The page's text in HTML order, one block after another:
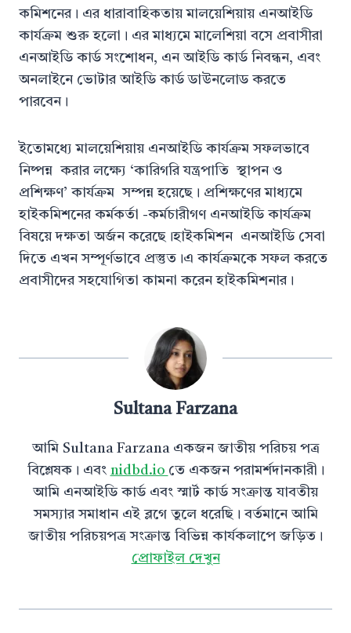
কমিশনের। এর ধারাবাহিকতায় মালয়েশিয়ায় এনআইডি
কার্যক্রম শুরু হলো। এর মাধ্যমে মালেশিয়া বসে প্রবাসীরা
এনআইডি কার্ড সংশোধন, এন আইডি কার্ড নিবন্ধন, এবং
অনলাইনে ভোটার আইডি কার্ড ডাউনলোড করতে
পারবেন।
ইতোমধ্যে মালয়েশিয়ায় এনআইডি কার্যক্রম সফলভাবে
নিষ্পন্ন করার লক্ষ্যে ‘কারিগরি যন্ত্রপাতি স্থাপন ও
প্রশিক্ষণ’ কার্যক্রম সম্পন্ন হয়েছে। প্রশিক্ষণের মাধ্যমে
হাইকমিশনের কর্মকর্তা -কর্মচারীগণ এনআইডি কার্যক্রম
বিষয়ে দক্ষতা অর্জন করেছে।হাইকমিশন এনআইডি সেবা
দিতে এখন সম্পূর্ণভাবে প্রস্তুত।এ কার্যক্রমকে সফল করতে
প্রবাসীদের সহযোগিতা কামনা করেন হাইকমিশনার।
Sultana Farzana
আমি Sultana Farzana একজন জাতীয় পরিচয় পত্র
বিশ্লেষক। এবং nidbd.io তে একজন পরামর্শদানকারী।
আমি এনআইডি কার্ড এবং স্মার্ট কার্ড সংক্রান্ত যাবতীয়
সমস্যার সমাধান এই ব্লগে তুলে ধরেছি। বর্তমানে আমি
জাতীয় পরিচয়পত্র সংক্রান্ত বিভিন্ন কার্যকলাপে জড়িত।
প্রোফাইল দেখুন